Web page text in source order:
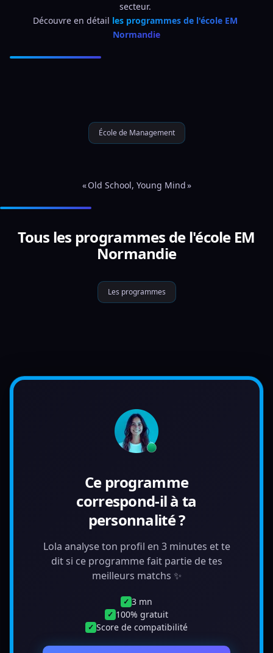
secteur.
Découvre en détail les programmes de l'école EM
Normandie
École de Management
« Old School, Young Mind »
Tous les programmes de l'école EM
Normandie
Les programmes
Ce programme
correspond-il à ta
personnalité ?
Lola analyse ton profil en 3 minutes et te
dit si ce programme fait partie de tes
meilleurs matchs ✨
✓ 3 mn
✓ 100% gratuit
✓ Score de compatibilité